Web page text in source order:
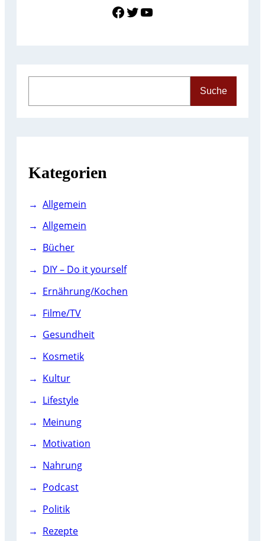
Link zu Facebook Twitter YouTube
Suche
Kategorien
Allgemein
Allgemein
Bücher
DIY – Do it yourself
Ernährung/Kochen
Filme/TV
Gesundheit
Kosmetik
Kultur
Lifestyle
Meinung
Motivation
Nahrung
Podcast
Politik
Rezepte